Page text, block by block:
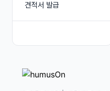
견적서 발급